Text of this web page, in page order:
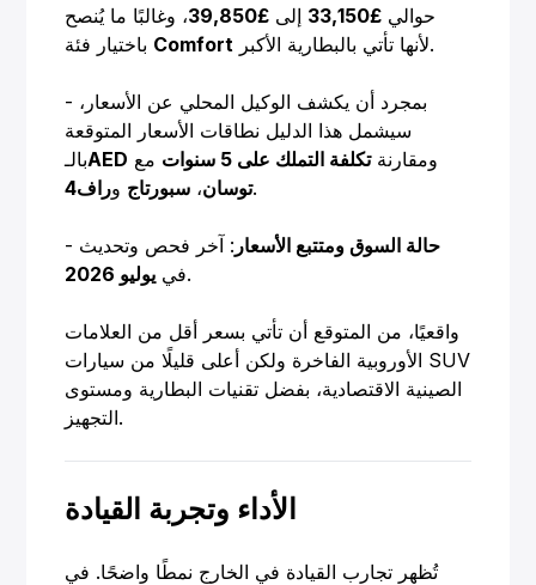
حوالي £33,150 إلى £39,850
، وغالبًا ما يُنصح
Comfort لأنها تأتي بالبطارية الأكبر.
- بمجرد أن يكشف الوكيل المحلي عن الأسعار،
سيشمل هذا الدليل نطاقات الأسعار المتوقعة
بالـAED ومقارنةتكلفة التملك على 5 سنوات
مع
توسان، سبورتاج وراف4 .
- حالة السوق ومتتبع الأسعار : آخر فحص وتحديث
في يوليو 2026 .
واقعيًا، من المتوقع أن تأتي بسعر أقل من العلامات
الأوروبية الفاخرة ولكن أعلى قليلًا من سيارات SUV
الصينية الاقتصادية، بفضل تقنيات البطارية ومستوى
التجهيز.
الأداء وتجربة القيادة
تُظهر تجارب القيادة في الخارج نمطًا واضحًا. في